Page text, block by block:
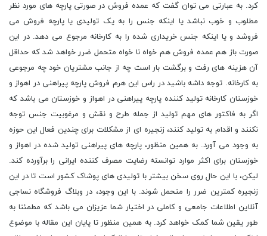
کرد. به عبارتی می توان گفت که عمده فروش در صورتی پارچه های مورد نظر
مطلوب و خوب نباشد یا اینکه جنس را به یک تولیدی یا پارچه فروش می
فروشد و یا اینکه جنس خریداری شده را به کارخانه مرجوع می دهد. در این
صورت باز هم عمده فروش هم خواه نا خواه متحمل ضرر خواهد شد که حداقل
آن هزینه های رفت و برگشت بار است چه از جانب مشتریان خود چه مرجوعی
به کارخانه. توجه داشه باشید در راس این هرم فروش پارچه پیراهنی در اهواز و
خوزستان کارخانه تولید کننده پارچه پیراهنی در اهواز و خوزستان می باشد که
اگر به فاکتور های مهم تولید از جمله طرح و نقش و مرغوبیت جنس توجه
نکنند و اقدام به تولید کنند، زنجیره ای از مشکلات برای چندین فعال این حوزه
به وجود می آورد. به همین منظور، پارچه های پیراهنی تولید شده در اهواز و
خوزستان برای اکثر موارد توانسته رضایت مصرف کننده ایرانی را برآورده کند.
لیکن، با این حال روی سخن بیشتر با تولیدی های پوشاک کشور است تا در این
زنجیره کمترین ضرر را متحمل شوند. با این وجود، در وبلاگ فروشگاه نساجی
آنلاین اطلاعات جامعی و کاملی در اختیار شما عزیزان می باشد که مطمئنا به
طور یقین شما کمک خواهد کرد. به همین منظور تا پایان این مقاله با موضوع